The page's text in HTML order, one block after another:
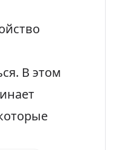
В этом